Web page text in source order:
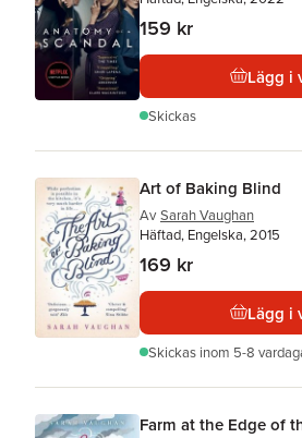
159 kr
Lägg i
Skickas
Art of Baking Blind
Av Sarah Vaughan
Häftad, Engelska, 2015
169 kr
Lägg i
Skickas inom 5-8
Farm at the Edge of